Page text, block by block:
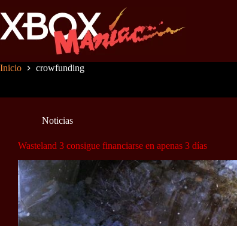
al
contenido
Inicio crowfunding
Noticias
Wasteland 3 consigue financiarse en apenas 3 días